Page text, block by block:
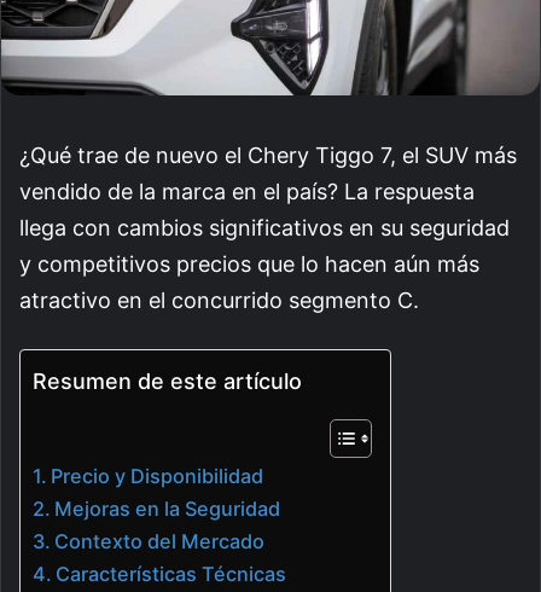
¿Qué trae de nuevo el Chery Tiggo 7, el SUV más
vendido de la marca en el país? La respuesta
llega con cambios significativos en su seguridad
y competitivos precios que lo hacen aún más
atractivo en el concurrido segmento C.
Resumen de este artículo
Precio y Disponibilidad
Mejoras en la Seguridad
Contexto del Mercado
Características Técnicas